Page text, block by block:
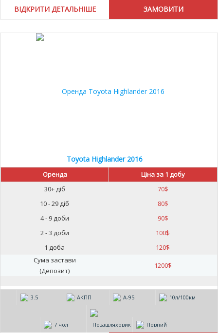
ВІДКРИТИ ДЕТАЛЬНІШЕ
Toyota Highlander 2016
Оренда
Ціна за 1 добу
30+ діб
70$
10 - 29 діб
80$
4 - 9 доби
90$
2 - 3 доби
100$
1 доба
120$
Сума застави
(Депозит)
1200$
3.5 АКПП А-95 10л/100км
7 чол Позашляховик Повний